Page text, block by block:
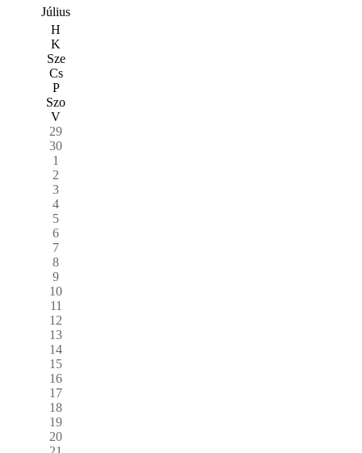
Július
H
K
Sze
Cs
P
Szo
V
29
30
1
2
3
4
5
6
7
8
9
10
11
12
13
14
15
16
17
18
19
20